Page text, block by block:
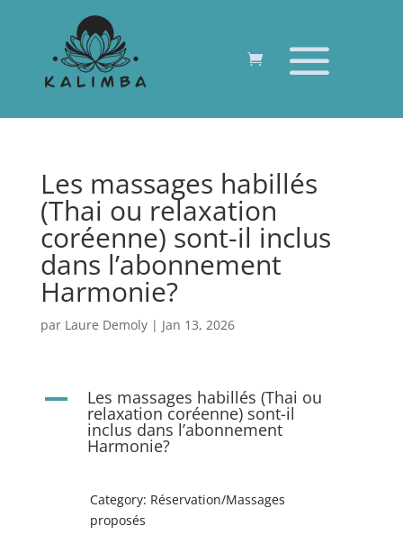
Les massages habillés
(Thai ou relaxation
coréenne) sont-il inclus
dans l’abonnement
Harmonie?
par Laure Demoly| Jan 13, 2026
A Les massages habillés (Thai ou
relaxation coréenne) sont-il
inclus dans l’abonnement
Harmonie?
Category: Réservation/Massages
proposés